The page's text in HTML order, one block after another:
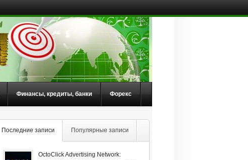
Финансы, кредиты, банки Форекс
Последние записи Популярные записи
OctoClick Advertising Network: